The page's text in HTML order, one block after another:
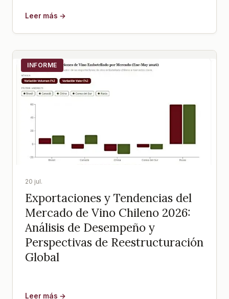
Leer más →
INFORME
20 jul.
Exportaciones y Tendencias del
Mercado de Vino Chileno 2026:
Análisis de Desempeño y
Perspectivas de Reestructuración
Global
Leer más →